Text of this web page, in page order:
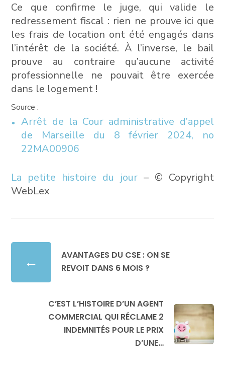
Ce que confirme le juge, qui valide le
redressement fiscal : rien ne prouve ici que
les frais de location ont été engagés dans
l’intérêt de la société. À l’inverse, le bail
prouve au contraire qu’aucune activité
professionnelle ne pouvait être exercée
dans le logement !
Source :
Arrêt de la Cour administrative d’appel
de Marseille du 8 février 2024, no
22MA00906
La petite histoire du jour– © Copyright
WebLex
←
AVANTAGES DU CSE : ON SE
REVOIT DANS 6 MOIS ?
C’EST L’HISTOIRE D’UN AGENT
COMMERCIAL QUI RÉCLAME 2
INDEMNITÉS POUR LE PRIX
D’UNE…